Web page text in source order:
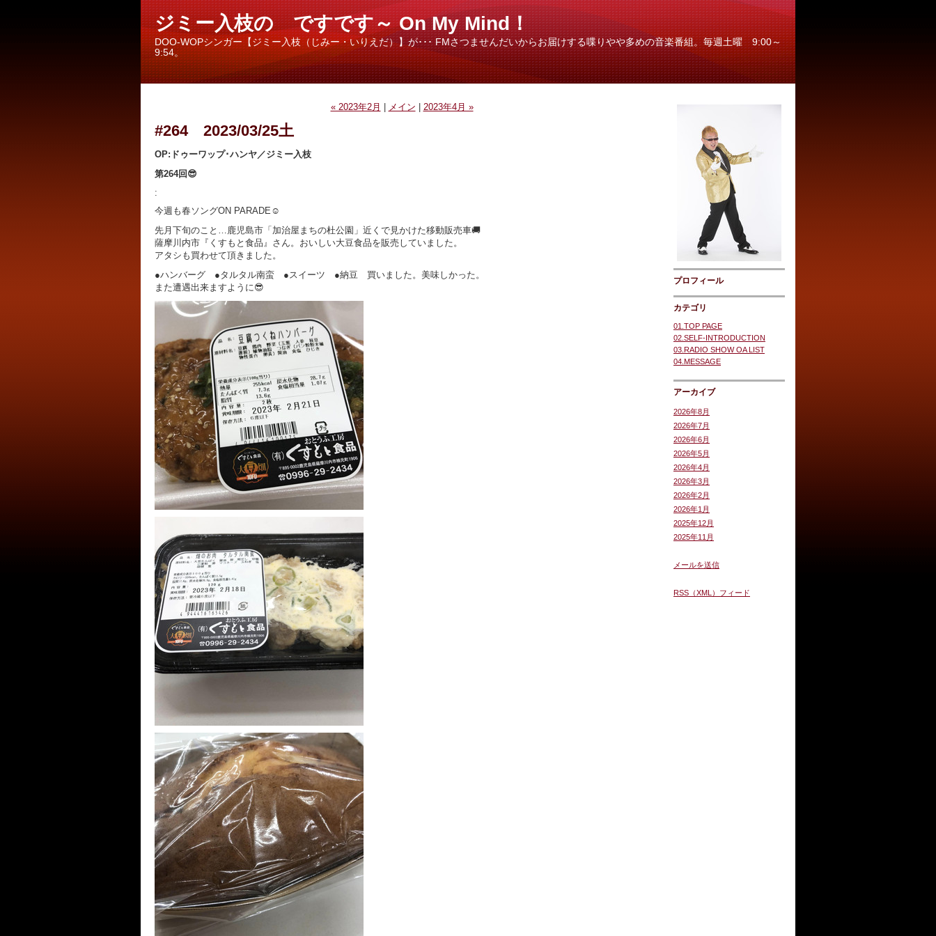
ジミー入枝の ですです～ On My Mind！
DOO-WOPシンガー【ジミー入枝（じみー・いりえだ）】が･･･ FMさつませんだいからお届けする喋りやや多めの音楽番組。毎週土曜 9:00～
9:54。
« 2023年2月 メイン 2023年4月 »
#264 2023/03/25土
OP:ドゥーワップ･ハンヤ／ジミー入枝
第264回😎
:
今週も春ソングON PARADE☺
先月下旬のこと…鹿児島市「加治屋まちの杜公園」近くで見かけた移動販売車🚚
薩摩川内市『くすもと食品』さん。おいしい大豆食品を販売していました。
アタシも買わせて頂きました。
●ハンバーグ ●タルタル南蛮 ●スイーツ ●納豆 買いました。美味しかった。
また遭遇出来ますように😎
プロフィール
カテゴリ
01.TOP PAGE
02.SELF-INTRODUCTION
03.RADIO SHOW OA LIST
04.MESSAGE
アーカイブ
2026年8月
2026年7月
2026年6月
2026年5月
2026年4月
2026年3月
2026年2月
2026年1月
2025年12月
2025年11月
メールを送信
RSS（XML）フィード